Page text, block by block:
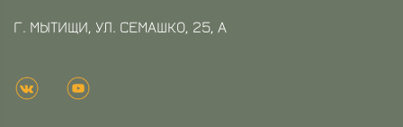
Г. МЫТИЩИ, УЛ. СЕМАШКО, 25, А